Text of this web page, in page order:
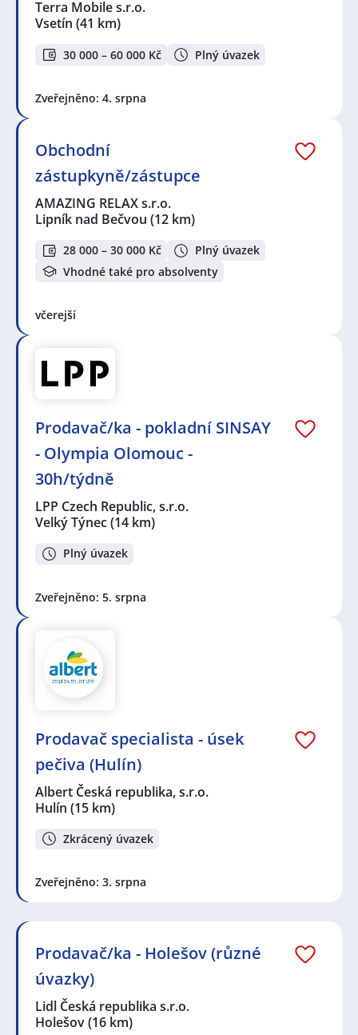
Velký Týnec,Hulín,Holešov
Velká Bystřice,Kroměříž
Hejčín, Olomouc,Řepčín, Olomouc,Otrokovice
Meziříčí
Terra Mobile s.r.o.
Vsetín (41 km)
30 000 – 60 000 Kč Plný úvazek
Zveřejněno: 4. srpna
Obchodní
zástupkyně/zástupce
AMAZING RELAX s.r.o.
Lipník nad Bečvou (12 km)
28 000 – 30 000 Kč
Plný úvazek
Vhodné také pro absolventy
včerejší
Prodavač/ka - pokladní SINSAY
- Olympia Olomouc -
30h/týdně
LPP Czech Republic, s.r.o.
Velký Týnec(14 km)
Plný úvazek
Zveřejněno: 5. srpna
Prodavač specialista - úsek
pečiva (Hulín)
Albert Česká republika, s.r.o.
Hulín (15 km)
Zkrácený úvazek
Zveřejněno: 3. srpna
Prodavač/ka - Holešov (různé
úvazky)
Lidl Česká republika s.r.o.
Holešov(16 km)